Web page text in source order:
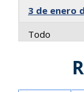
3 de enero
Todo
4 de enero